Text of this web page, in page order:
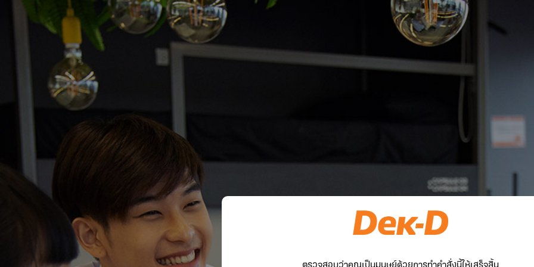
ตรวจสอบว่าคุณเป็นมนุษย์ด้วยการทำคำสั่งนี้ให้เสร็จสิ้น